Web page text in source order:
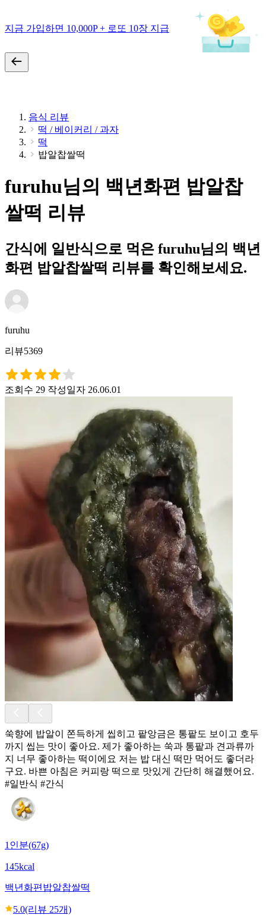
지금 가입하면 10,000P + 로또 10장 지급
음식 리뷰
떡 / 베이커리 / 과자
떡
밥알찹쌀떡
furuhu님의 백년화편 밥알찹
쌀떡 리뷰
간식에 일반식으로 먹은 furuhu님의 백년
화편 밥알찹쌀떡 리뷰를 확인해보세요.
furuhu
리뷰5369
조회수 29 작성일자 26.06.01
쑥향에 밥알이 쫀득하게 씹히고 팥앙금은 통팥도 보이고 호두
까지 씹는 맛이 좋아요. 제가 좋아하는 쑥과 통팥과 견과류까
지 너무 좋아하는 떡이에요 저는 밥 대신 떡만 먹어도 좋더라
구요. 바쁜 아침은 커피랑 떡으로 맛있게 간단히 해결했어요.
#일반식 #간식
1인분(67g)
145kcal
백년화편 밥알찹쌀떡
5.0(리뷰 25개)